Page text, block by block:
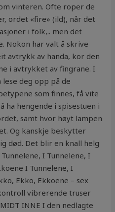
vinteren. Ofte roper de
ordet «fire» (ild), når det
i folk,.. men det
Nokon har valt å skrive
avtrykk av handa, kor den
i avtrykket av fingrane. I
deg opp på de
som finnes, få vite
ha hengende i spisestuen i
samt hvor høyt lampen
Og kanskje beskytter
død. Det blir en knall helg
I Tunnelene, I
I Tunnelene, I
Ekko, Ekkoene ­– sex
vibrerende truser
INNE I den nedlagte